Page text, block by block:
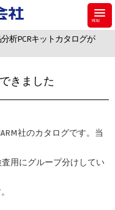
ンなどのケミカル製品、食
販売しています。
析PCRキットカタログが
きました
社のカタログです。当
用にグループ分けしてい